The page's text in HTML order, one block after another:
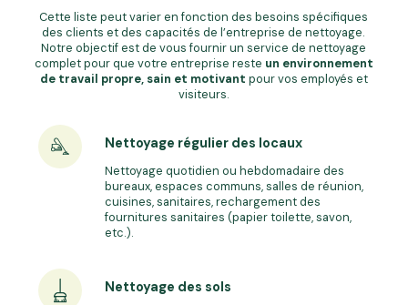
Cette liste peut varier en fonction des besoins spécifiques
des clients et des capacités de l’entreprise de nettoyage.
Notre objectif est de vous fournir un service de nettoyage
complet pour que votre entreprise reste un environnement
de travail propre, sain et motivant pour vos employés et
visiteurs.
Nettoyage régulier des locaux
Nettoyage quotidien ou hebdomadaire des
bureaux, espaces communs, salles de réunion,
cuisines, sanitaires, rechargement des
fournitures sanitaires (papier toilette, savon,
etc.).
Nettoyage des sols